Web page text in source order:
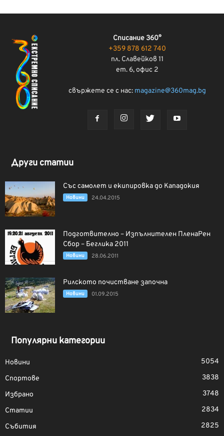
Списание 360°
+359 878 612 740
пл. Славейков 11
ет. 6, офис 2
свържете се с нас: magazine@360mag.bg
Други статии
Със самолет и екипировка до Кападокия
Новини 24.04.2015
Подготвително – Изпълнителен ПленаРен
Сбор – Беглика 2011
Новини 28.06.2011
Рилското почистване започна
Новини 01.09.2015
Популярни категории
Новини
5054
Спортове
3838
Избрано
3748
Статии
2834
Събития
2825